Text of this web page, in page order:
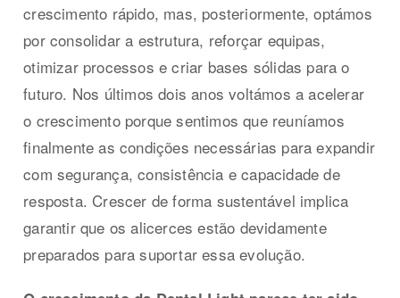
crescimento rápido, mas, posteriormente, optámos
por consolidar a estrutura, reforçar equipas,
otimizar processos e criar bases sólidas para o
futuro. Nos últimos dois anos voltámos a acelerar
o crescimento porque sentimos que reuníamos
finalmente as condições necessárias para expandir
com segurança, consistência e capacidade de
resposta. Crescer de forma sustentável implica
garantir que os alicerces estão devidamente
preparados para suportar essa evolução.